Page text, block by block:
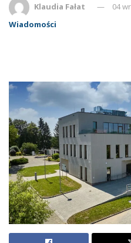
Klaudia Fałat
04
Wiadomości